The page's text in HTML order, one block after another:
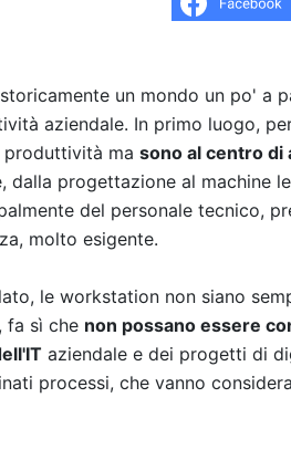
un mondo un po' a
aziendale. In primo luogo,
produttività ma sono al centro di
dalla progettazione al machine
del personale tecnico,
molto esigente.
le workstation non siano
fa sì che non possano essere
aziendale e dei progetti di
processi, che vanno